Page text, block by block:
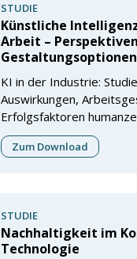
STUDIE
Künstliche
Arbeit –
Gestaltungsoptionen
KI in der Industrie:
Auswirkungen,
Erfolgsfaktoren
Zum Download
STUDIE
Nachhaltigkeit im
Technologie